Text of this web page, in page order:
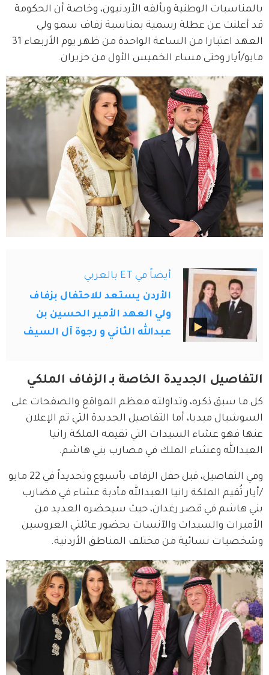
بالمناسبات الوطنية ويألفه الأردنيون، وخاصة أن الحكومة
قد أعلنت عن عطلة رسمية بمناسبة زفاف سمو ولي
مايو/أيار وحتى مساء الخميس الأول من حزيران.
أيضاً في ET بالعربي
الأردن يستعد للاحتفال بزفاف
ولي العهد الأمير الحسين بن
عبدالله الثاني و رجوة آل السيف
التفاصيل الجديدة الخاصة بـ الزفاف الملكي
كل ما سبق ذكره، وتداولته معظم المواقع والصفحات على
السوشيال ميديا، أما التفاصيل الجديدة التي تم الإعلان
عنها فهو عشاء السيدات التي تقيمه الملكة رانيا
العبدالله وعشاء الملك في مضارب بني هاشم.
وفي التفاصيل، قبل حفل الزفاف بأسبوع وتحديداً في 22 مايو
/أيار تُقيم الملكة رانيا العبدالله مأدبة عشاء في مضارب
بني هاشم في قصر رغدان، حيث سيحضره العديد من
الأميرات والسيدات والآنسات بحضور عائلتي العروسين
وشخصيات نسائية من مختلف المناطق الأردنية.